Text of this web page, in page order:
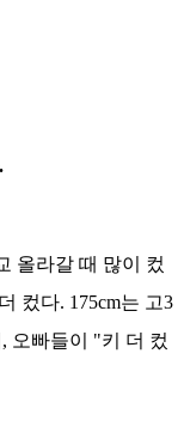
올라갈 때 많이 컸
컸다. 175cm는 고3
오빠들이 "키 더 컸